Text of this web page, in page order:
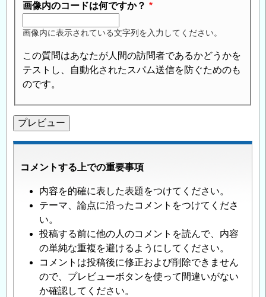
画像内のコードは何ですか？
画像内に表示されている文字列を入力してください。
この質問はあなたが人間の訪問者であるかどうかを
テストし、自動化されたスパム送信を防ぐためのも
のです。
コメントする上での重要事項
内容を的確に表した表題をつけてください。
テーマ、論点に沿ったコメントをつけてくださ
い。
投稿する前に他の人のコメントを読んで、内容
の単純な重複を避けるようにしてください。
コメントは投稿後に修正および削除できません
ので、プレビューボタンを使って間違いがない
か確認してください。